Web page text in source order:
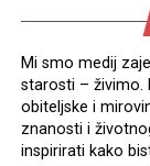
Mi smo medij
starosti – živimo.
obiteljske i
znanosti i
inspirirati kako